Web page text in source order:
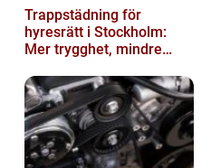
Trappstädning för
hyresrätt i Stockholm:
Mer trygghet, mindre